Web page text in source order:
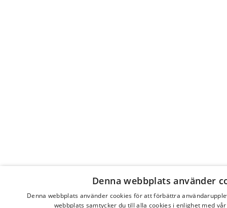
Denna webbplats använder
Denna webbplats använder cookies för att förbättra
webbplats samtycker du till alla cookies i enlighet med